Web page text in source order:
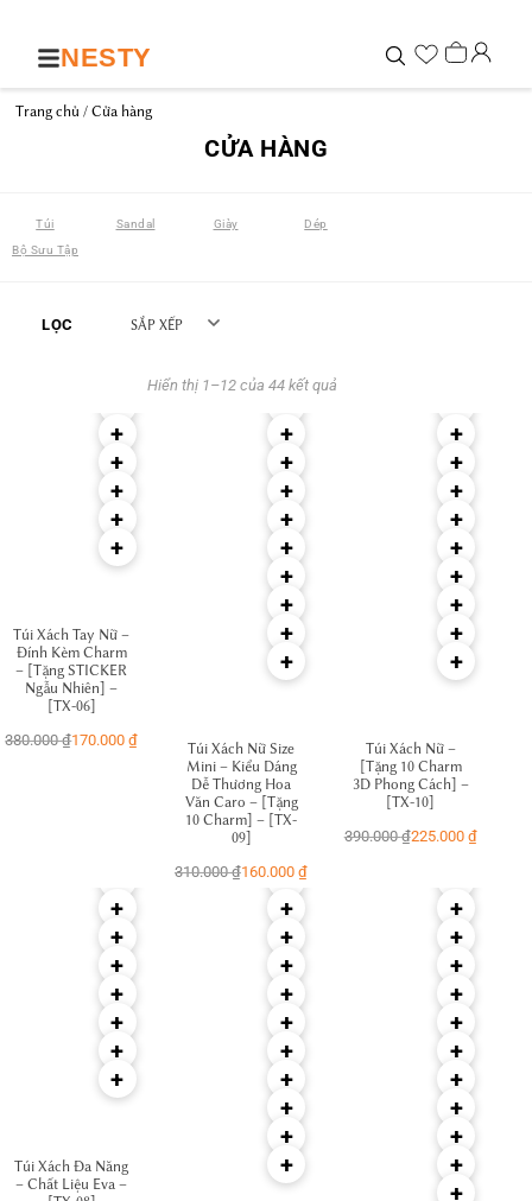
NESTY
Trang chủ / Cửa hàng
CỬA HÀNG
Túi Sandal Giày
Dép
Bộ Sưu Tập
LỌC SẮP XẾP
Hiển thị 1–12 của 44 kết quả
+
+
+
+
+
Túi Xách Tay Nữ –
Đính Kèm Charm
– [Tặng STICKER
Ngẫu Nhiên] –
[TX-06]
380.000₫170.000₫
+
+
+
+
+
+
+
+
+
Túi Xách Nữ Size
Mini – Kiểu Dáng
Dễ Thương Hoa
Văn Caro – [Tặng
10 Charm] – [TX-
09]
310.000₫160.000 ₫
+
+
+
+
+
+
+
+
+
Túi Xách Nữ –
[Tặng 10 Charm
3D Phong Cách] –
[TX-10]
390.000₫225.000 ₫
+
+
+
+
+
+
+
Túi Xách Đa Năng
– Chất Liệu Eva –
+
+
+
+
+
+
+
+
+
+
+
+
+
+
+
+
+
+
+
+
+
+